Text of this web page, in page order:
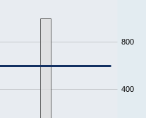
800
400